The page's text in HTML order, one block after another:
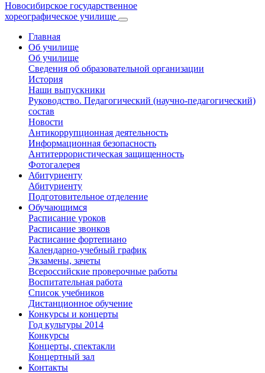
Новосибирское государственное
хореографическое училище
Главная
Об училище
Об училище
Сведения об образовательной организации
История
Наши выпускники
Руководство. Педагогический (научно-педагогический)
состав
Новости
Антикоррупционная деятельность
Информационная безопасность
Антитеррористическая защищенность
Фотогалерея
Абитуриенту
Абитуриенту
Подготовительное отделение
Обучающимся
Расписание уроков
Расписание звонков
Расписание фортепиано
Календарно-учебный график
Экзамены, зачеты
Всероссийские проверочные работы
Воспитательная работа
Список учебников
Дистанционное обучение
Конкурсы и концерты
Год культуры 2014
Конкурсы
Концерты, спектакли
Концертный зал
Контакты